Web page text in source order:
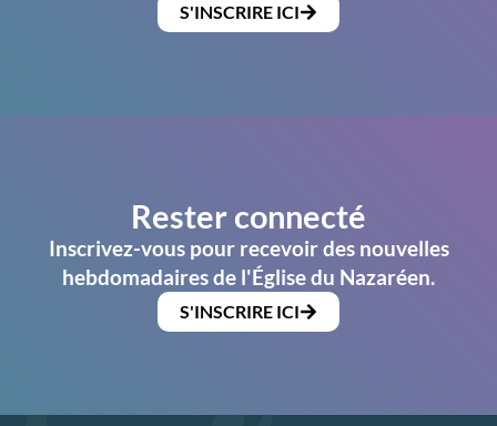
S'INSCRIRE ICI
Rester connecté
Inscrivez-vous pour recevoir des nouvelles
hebdomadaires de l'Église du Nazaréen.
S'INSCRIRE ICI